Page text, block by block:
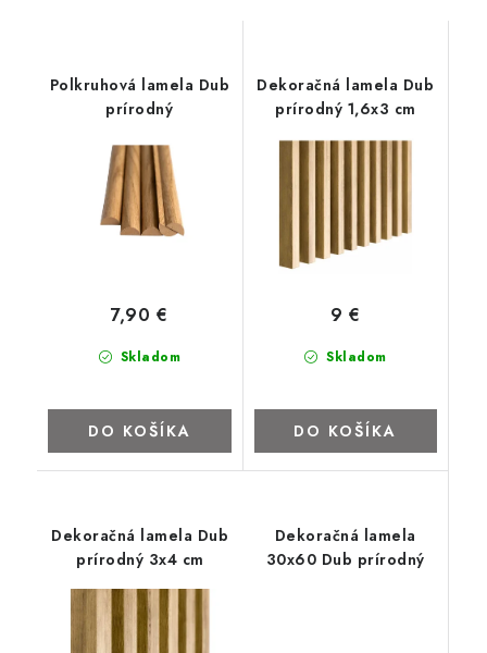
NOČNÉ STOLÍKY
KOMODY A VITRÍNY
Napíšte nám
Obchodné podmienky
Podmienky ochrany osobných údajov
Cookies
O firme
Hodnotenie obchodu
Odstúpenie od zmluvy - vrátenie
Polkruhová lamela Dub
prírodný
Skladom
7,90 €
DO KOŠÍKA
Dekoračná lamela Dub
prírodný 1,6x3 cm
Skladom
9 €
DO KOŠÍKA
Dekoračná lamela Dub
prírodný 3x4 cm
Dekoračná lamela
30x60 Dub prírodný